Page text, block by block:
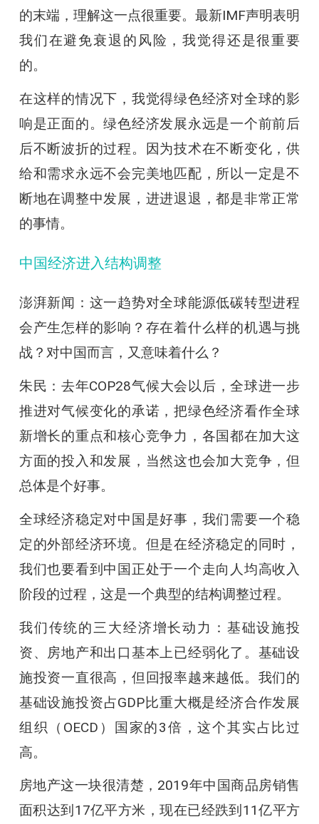
的末端，理解这一点很重要。最新IMF声明表明
我们在避免衰退的风险，我觉得还是很重要
的。
在这样的情况下，我觉得绿色经济对全球的影
响是正面的。绿色经济发展永远是一个前前后
后不断波折的过程。因为技术在不断变化，供
给和需求永远不会完美地匹配，所以一定是不
断地在调整中发展，进进退退，都是非常正常
的事情。
中国经济进入结构调整
澎湃新闻：这一趋势对全球能源低碳转型进程
会产生怎样的影响？存在着什么样的机遇与挑
战？对中国而言，又意味着什么？
朱民：去年COP28气候大会以后，全球进一步
推进对气候变化的承诺，把绿色经济看作全球
新增长的重点和核心竞争力，各国都在加大这
方面的投入和发展，当然这也会加大竞争，但
总体是个好事。
全球经济稳定对中国是好事，我们需要一个稳
定的外部经济环境。但是在经济稳定的同时，
我们也要看到中国正处于一个走向人均高收入
阶段的过程，这是一个典型的结构调整过程。
我们传统的三大经济增长动力：基础设施投
资、房地产和出口基本上已经弱化了。基础设
施投资一直很高，但回报率越来越低。我们的
基础设施投资占GDP比重大概是经济合作发展
组织（OECD）国家的3倍，这个其实占比过
高。
房地产这一块很清楚，2019年中国商品房销售
面积达到17亿平方米，现在已经跌到11亿平方